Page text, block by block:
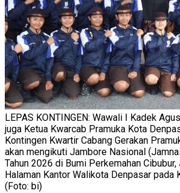
LEPAS KONTINGEN: Wawali I Kadek
juga Ketua Kwarcab Pramuka Kota
Kontingen Kwartir Cabang Gerakan
akan mengikuti Jambore Nasional
Tahun 2026 di Bumi Perkemahan
Halaman Kantor Walikota Denpasar pada
(Foto: bi)